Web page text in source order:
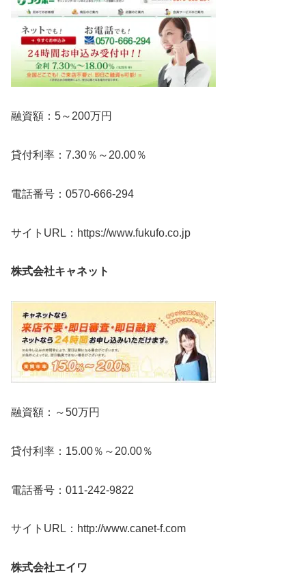
融資額：5～200万円
貸付利率：7.30％～20.00％
電話番号：0570-666-294
サイトURL：https://www.fukufo.co.jp
株式会社キャネット
融資額：～50万円
貸付利率：15.00％～20.00％
電話番号：011-242-9822
サイトURL：http://www.canet-f.com
株式会社エイワ